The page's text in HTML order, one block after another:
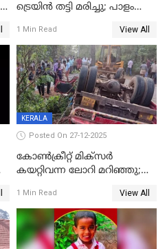
ട്രെയിൻ തട്ടി മരിച്ചു; പാളം
അപകടം മലപ്പുറത്ത്
1 Min Read View All
KERALA
Posted On 27-12-2025
കോണ്‍ക്രീറ്റ് മിക്‌സര്‍
കയറ്റിവന്ന ലോറി മറിഞ്ഞു;
അപകടം കണ്ണൂരിൽ
1 Min Read View All